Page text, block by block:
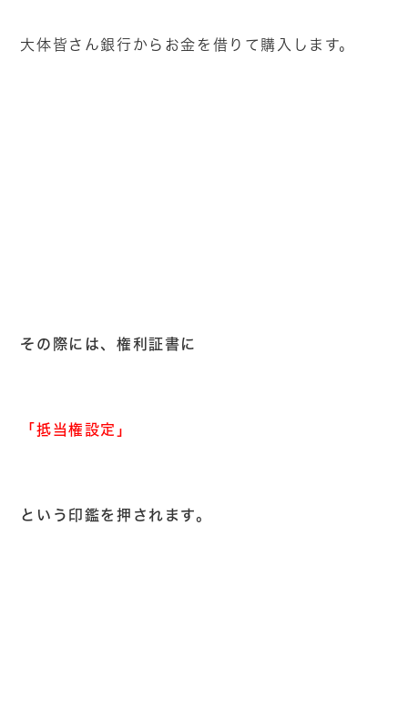
大体皆さん銀行からお金を借りて購入します。
その際には、権利証書に
「抵当権設定」
という印鑑を押されます。